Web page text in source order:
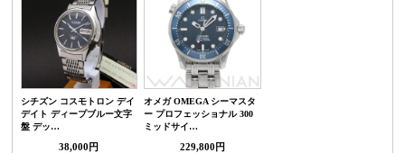
シチズン コスモトロン デイ
デイト ディープブルー文字
盤 デッ…
38,000円
オメガ OMEGA シーマスタ
ー プロフェッショナル 300
ミッドサイ…
229,800円